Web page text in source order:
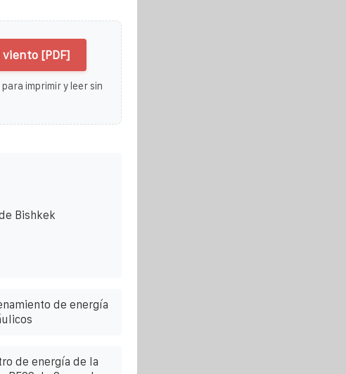
[PDF]
imprimir y leer sin
Bishkek
de energía
de energía de la